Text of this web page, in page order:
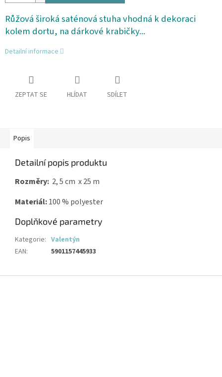
Růžová široká saténová stuha vhodná k dekoraci
kolem dortu, na dárkové krabičky...
Detailní informace
ZEPTAT SE HLÍDAT SDÍLET
Popis
Detailní popis produktu
Rozměry: 2, 5 cm x 25 m
Materiál:100 % polyester
Doplňkové parametry
Kategorie: Valentýn
EAN: 5901157445933